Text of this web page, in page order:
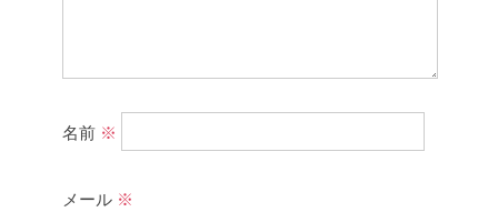
名前 ※
メール ※